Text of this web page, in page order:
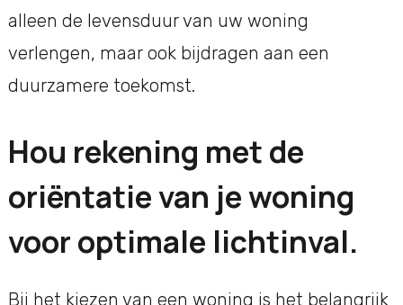
alleen de levensduur van uw woning
verlengen, maar ook bijdragen aan een
duurzamere toekomst.
Hou rekening met de
oriëntatie van je woning
voor optimale lichtinval.
Bij het kiezen van een woning is het belangrijk